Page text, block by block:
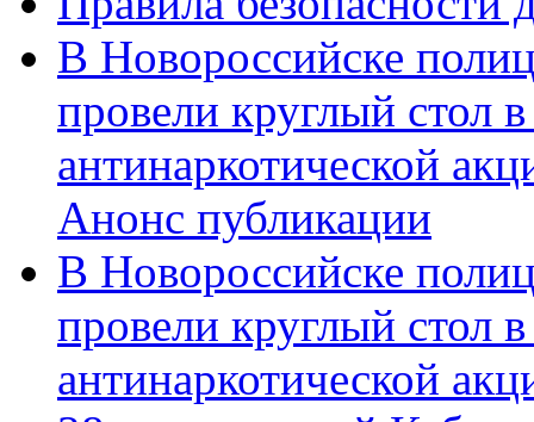
В Новороссийске
провели круглый стол
антинаркотической
Анонс публикации
В Новороссийске
провели круглый стол
антинаркотической